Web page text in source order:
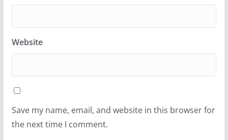
Website
Save my name, email, and website in this browser for
the next time I comment.